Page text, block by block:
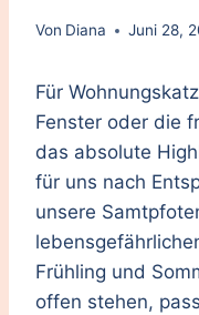
Von Diana Juni 28,
Für
Fenster oder die
das absolute
für uns nach
unsere
Frühling und
offen stehen,